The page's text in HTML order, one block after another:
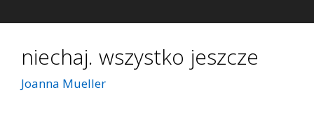
niechaj. wszystko jeszcze
Joanna Mueller